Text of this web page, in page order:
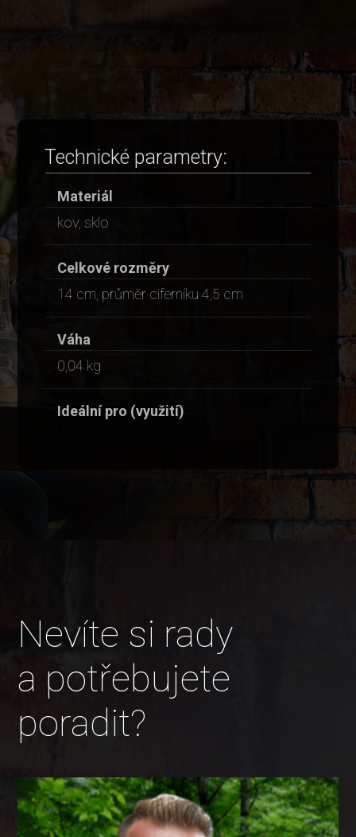
Technické parametry:
Materiál
kov, sklo
Celkové rozměry
14 cm, průměr ciferníku 4,5 cm
Váha
0,04 kg
Ideální pro (využití)
Nevíte si rady
a potřebujete
poradit?